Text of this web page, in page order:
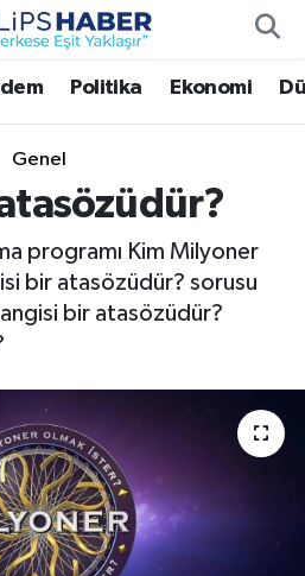
Politika Ekonomi
Genel
programı Kim Milyoner
bir atasözüdür? sorusu
bir atasözüdür?
ve Fikstür